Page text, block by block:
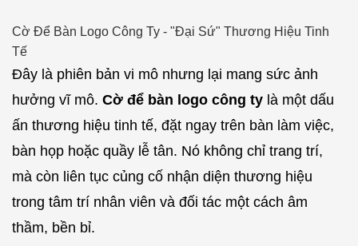
Cờ Để Bàn Logo Công Ty - "Đại Sứ" Thương Hiệu Tinh
Tế
Đây là phiên bản vi mô nhưng lại mang sức ảnh
hưởng vĩ mô. Cờ để bàn logo công ty là một dấu
ấn thương hiệu tinh tế, đặt ngay trên bàn làm việc,
bàn họp hoặc quầy lễ tân. Nó không chỉ trang trí,
mà còn liên tục củng cố nhận diện thương hiệu
trong tâm trí nhân viên và đối tác một cách âm
thầm, bền bỉ.